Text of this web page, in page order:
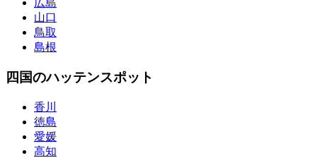
広島
山口
鳥取
島根
四国のハッテンスポット
香川
徳島
愛媛
高知